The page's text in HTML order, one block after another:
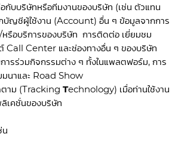
กับบริษัทหรือทีมงานของบริษัท (เช่น ตัวแทน
บัญชีผู้ใช้งาน (Account) อื่น ๆ ข้อมูลจากการ
รือบริการของบริษัท การติดต่อ เยี่ยมชม
Call Center และช่องทางอื่น ๆ ของบริษัท
ารร่วมกิจกรรมต่าง ๆ ทั้งในแพลตฟอร์ม, การ
มนาและ Road Show
ตาม (Tracking Technology) เมื่อท่านใช้งาน
เคชั่นของบริษัท
น